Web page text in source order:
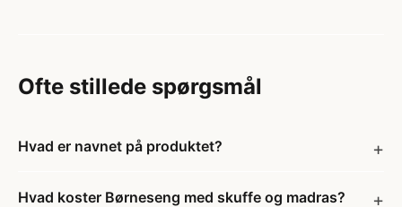
Ofte stillede spørgsmål
Hvad er navnet på produktet?
Hvad koster Børneseng med skuffe og madras?